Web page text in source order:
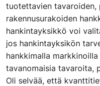
tuotettavien tavaroiden,
rakennusurakoiden
hankintayksikkö voi
jos hankintayksikön
hankkimalla
tavanomaisia tavaroita,
Oli selvää, että